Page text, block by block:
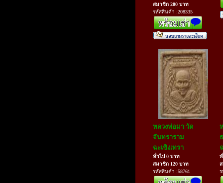
สมาชิก 200 บาท
รหัสสินค้า :208335
หลวงพ่อมา วัด
จันทราราม
ฉะเชิงเทรา
ทั่วไป 0 บาท
สมาชิก 120 บาท
รหัสสินค้า :58761